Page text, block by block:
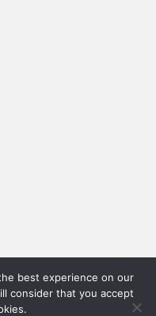
best experience on our
consider that you accept